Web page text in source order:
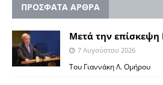
ΠΡΟΣΦΑΤΑ ΑΡΘΡΑ
Μετά την επίσκεψη
7 Αυγούστου 2026
Του Γιαννάκη Λ. Ομήρου